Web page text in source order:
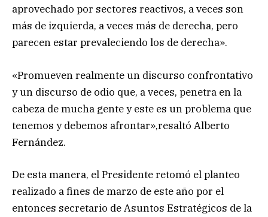
aprovechado por sectores reactivos, a veces son
más de izquierda, a veces más de derecha, pero
parecen estar prevaleciendo los de derecha».
«Promueven realmente un discurso confrontativo
y un discurso de odio que, a veces, penetra en la
cabeza de mucha gente y este es un problema que
tenemos y debemos afrontar»,resaltó Alberto
Fernández.
De esta manera, el Presidente retomó el planteo
realizado a fines de marzo de este año por el
entonces secretario de Asuntos Estratégicos de la